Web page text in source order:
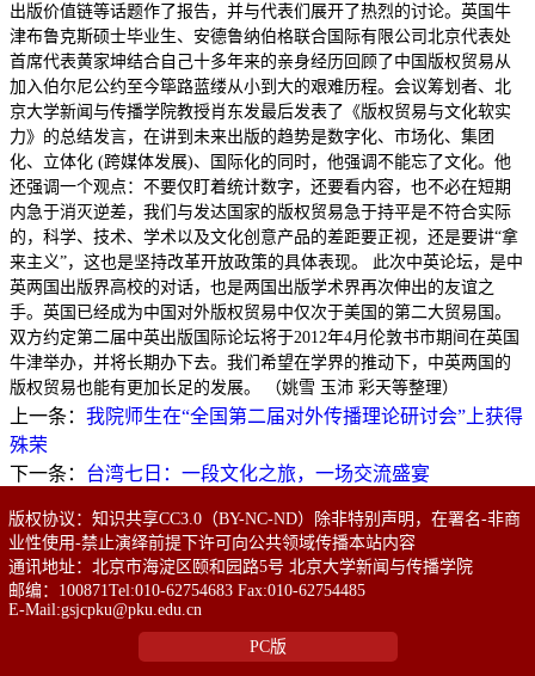
出版价值链等话题作了报告，并与代表们展开了热烈的讨论。英国牛
津布鲁克斯硕士毕业生、安德鲁纳伯格联合国际有限公司北京代表处
首席代表黄家坤结合自己十多年来的亲身经历回顾了中国版权贸易从
加入伯尔尼公约至今筚路蓝缕从小到大的艰难历程。会议筹划者、北
京大学新闻与传播学院教授肖东发最后发表了《版权贸易与文化软实
力》的总结发言，在讲到未来出版的趋势是数字化、市场化、集团
化、立体化 (跨媒体发展)、国际化的同时，他强调不能忘了文化。他
还强调一个观点：不要仅盯着统计数字，还要看内容，也不必在短期
内急于消灭逆差，我们与发达国家的版权贸易急于持平是不符合实际
的，科学、技术、学术以及文化创意产品的差距要正视，还是要讲“拿
来主义”，这也是坚持改革开放政策的具体表现。 此次中英论坛，是中
英两国出版界高校的对话，也是两国出版学术界再次伸出的友谊之
手。英国已经成为中国对外版权贸易中仅次于美国的第二大贸易国。
双方约定第二届中英出版国际论坛将于2012年4月伦敦书市期间在英国
牛津举办，并将长期办下去。我们希望在学界的推动下，中英两国的
版权贸易也能有更加长足的发展。 （姚雪 玉沛 彩天等整理）
上一条： 我院师生在“全国第二届对外传播理论研讨会”上获得
殊荣
下一条： 台湾七日：一段文化之旅，一场交流盛宴
版权协议：知识共享CC3.0（BY-NC-ND）除非特别声明，在署名-非商
业性使用-禁止演绎前提下许可向公共领域传播本站内容
通讯地址：北京市海淀区颐和园路5号 北京大学新闻与传播学院
邮编：100871Tel:010-62754683 Fax:010-62754485
E-Mail:gsjcpku@pku.edu.cn
PC版